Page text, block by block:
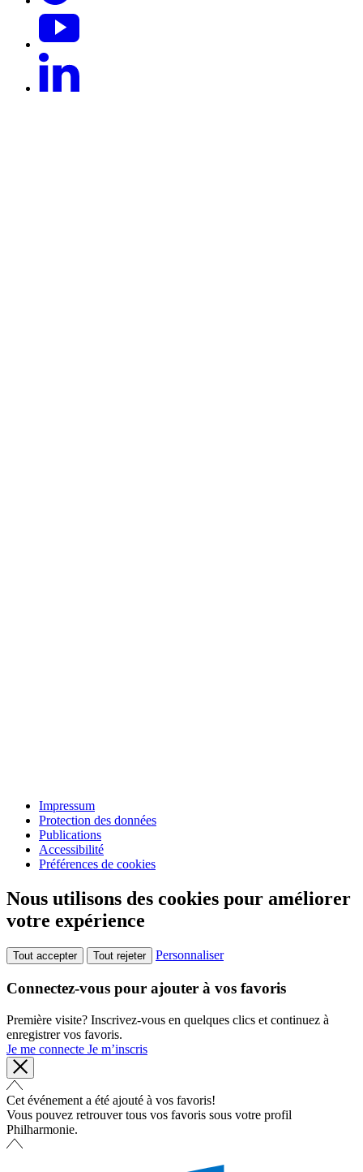
Impressum
Protection des données
Publications
Accessibilité
Préférences de cookies
Nous utilisons des cookies pour améliorer
votre expérience
Tout accepter Tout rejeter Personnaliser
Connectez-vous pour ajouter à vos favoris
Première visite? Inscrivez-vous en quelques clics et continuez à
enregistrer vos favoris.
Je me connecte Je m’inscris
Cet événement a été ajouté à vos favoris!
Vous pouvez retrouver tous vos favoris sous votre profil
Philharmonie.